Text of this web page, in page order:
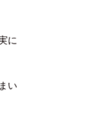
に
い